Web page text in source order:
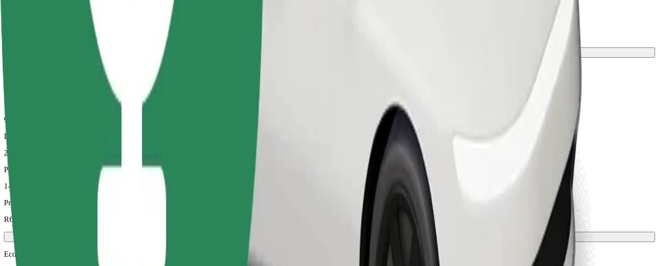
Viajes en coches con más espacio para equipaje y para estirar las piernas
Duración estimada del viaje
9 min
Distancia estimada
2,7 km
Pasajeros
1-4
Precio estimado
RON 18,60
Economy